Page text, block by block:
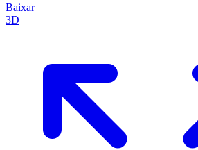
Baixar
3D